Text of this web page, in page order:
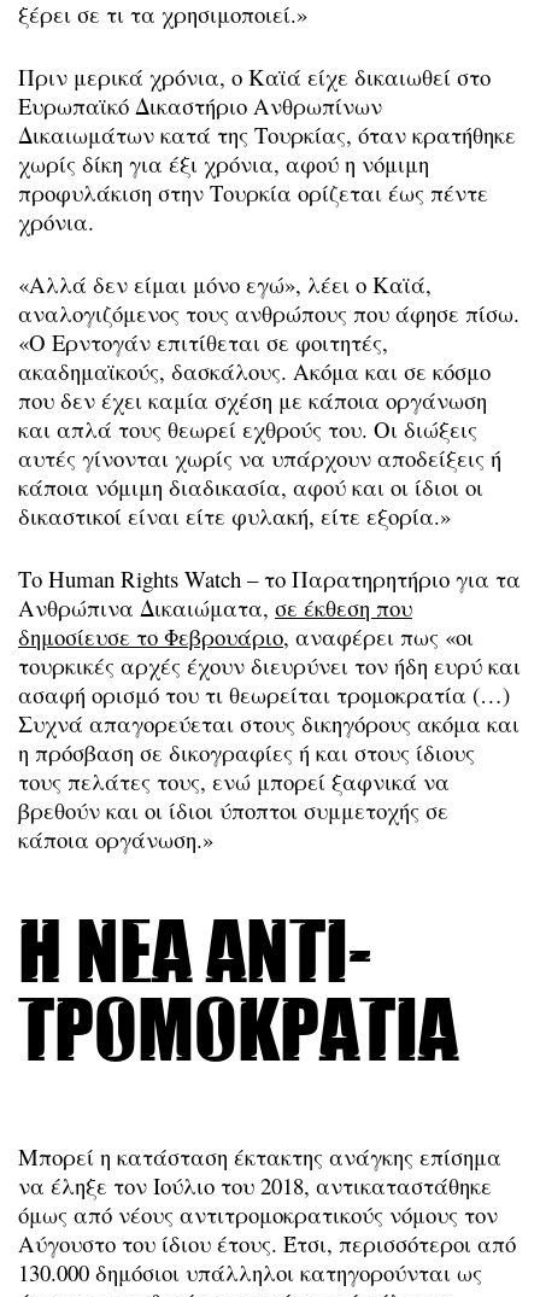
ξέρει σε τι τα χρησιμοποιεί.»
Πριν μερικά χρόνια, ο Καϊά είχε δικαιωθεί στο
Ευρωπαϊκό Δικαστήριο Ανθρωπίνων
Δικαιωμάτων κατά της Τουρκίας, όταν κρατήθηκε
χωρίς δίκη για έξι χρόνια, αφού η νόμιμη
προφυλάκιση στην Τουρκία ορίζεται έως πέντε
χρόνια.
«Αλλά δεν είμαι μόνο εγώ», λέει ο Καϊά,
αναλογιζόμενος τους ανθρώπους που άφησε πίσω.
«Ο Ερντογάν επιτίθεται σε φοιτητές,
ακαδημαϊκούς, δασκάλους. Ακόμα και σε κόσμο
που δεν έχει καμία σχέση με κάποια οργάνωση
και απλά τους θεωρεί εχθρούς του. Οι διώξεις
αυτές γίνονται χωρίς να υπάρχουν αποδείξεις ή
κάποια νόμιμη διαδικασία, αφού και οι ίδιοι οι
δικαστικοί είναι είτε φυλακή, είτε εξορία.»
Το Human Rights Watch – το Παρατηρητήριο για τα
Ανθρώπινα Δικαιώματα, σε έκθεση που
δημοσίευσε το Φεβρουάριο, αναφέρει πως «οι
τουρκικές αρχές έχουν διευρύνει τον ήδη ευρύ και
ασαφή ορισμό του τι θεωρείται τρομοκρατία (…)
Συχνά απαγορεύεται στους δικηγόρους ακόμα και
η πρόσβαση σε δικογραφίες ή και στους ίδιους
τους πελάτες τους, ενώ μπορεί ξαφνικά να
βρεθούν και οι ίδιοι ύποπτοι συμμετοχής σε
κάποια οργάνωση.»
Η νέα αντι-
τρομοκρατία
Μπορεί η κατάσταση έκτακτης ανάγκης επίσημα
να έληξε τον Ιούλιο του 2018, αντικαταστάθηκε
όμως από νέους αντιτρομοκρατικούς νόμους τον
Αύγουστο του ίδιου έτους. Έτσι, περισσότεροι από
130.000 δημόσιοι υπάλληλοι κατηγορούνται ως